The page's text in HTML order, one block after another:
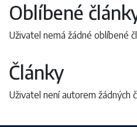
Oblíbené
Uživatel nemá žádné oblíbené
Články
Uživatel není autorem žádných